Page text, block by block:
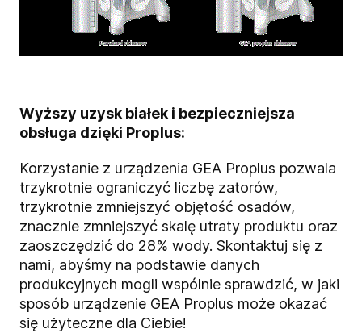
Wyższy uzysk białek i bezpieczniejsza
obsługa dzięki Proplus:
Korzystanie z urządzenia GEA Proplus pozwala
trzykrotnie ograniczyć liczbę zatorów,
trzykrotnie zmniejszyć objętość osadów,
znacznie zmniejszyć skalę utraty produktu oraz
zaoszczędzić do 28% wody. Skontaktuj się z
nami, abyśmy na podstawie danych
produkcyjnych mogli wspólnie sprawdzić, w jaki
sposób urządzenie GEA Proplus może okazać
się użyteczne dla Ciebie!